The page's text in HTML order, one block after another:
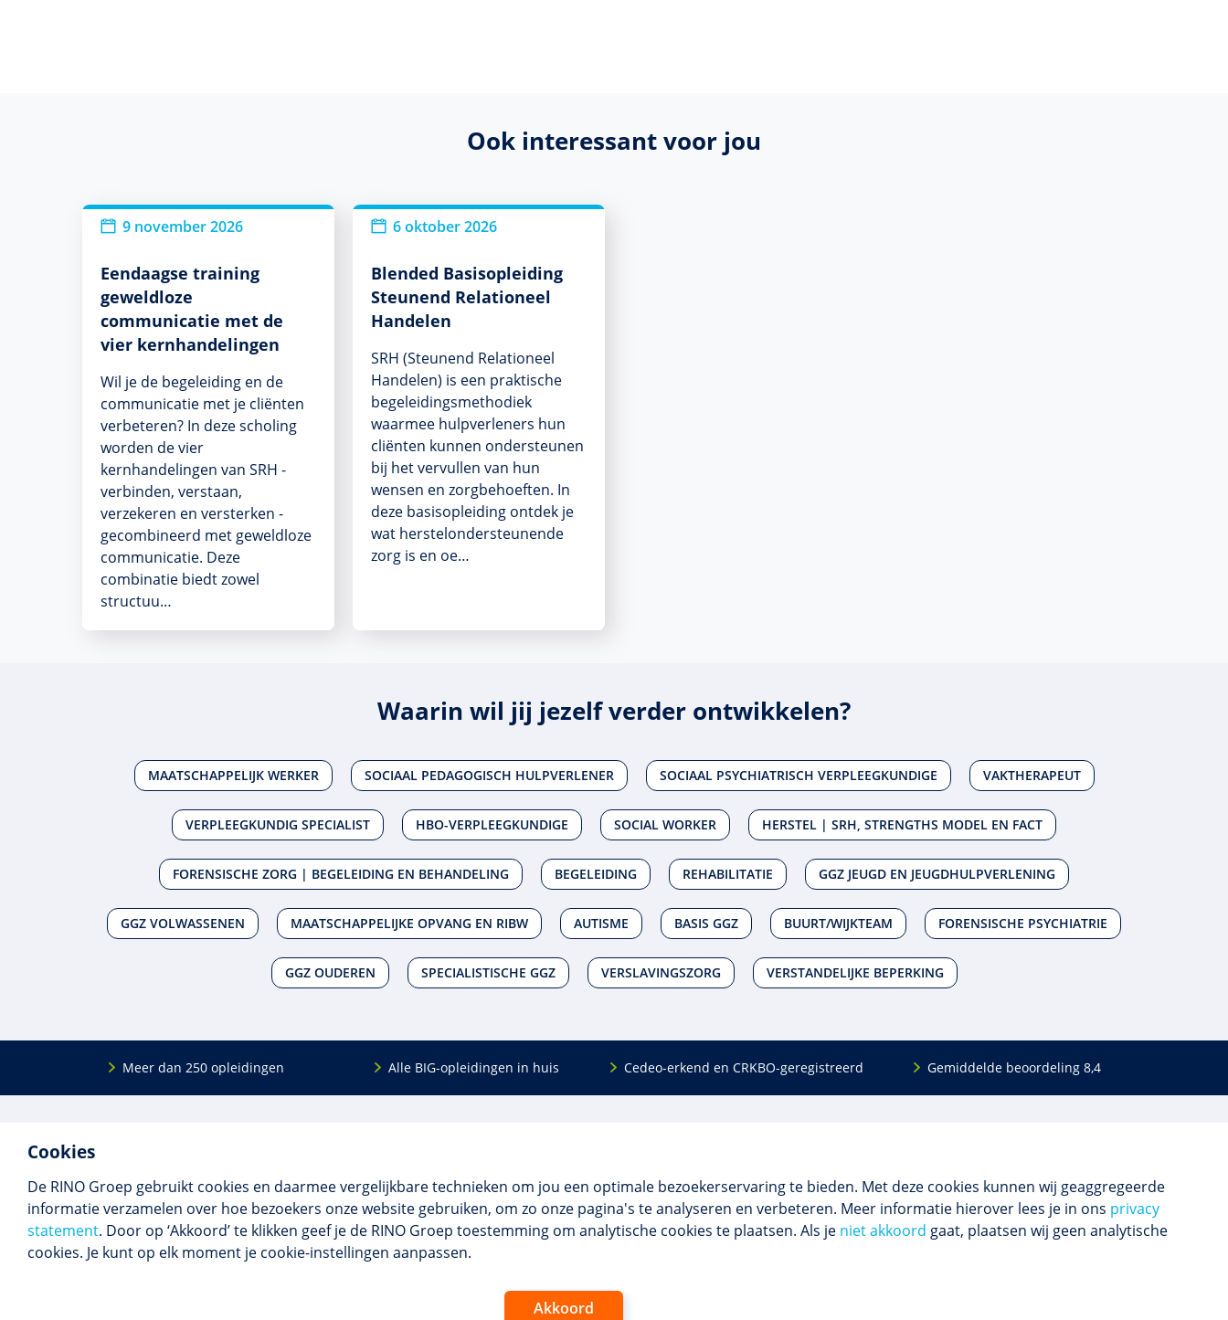
Cookies
De RINO Groep gebruikt cookies en daarmee vergelijkbare technieken om jou een optimale bezoekerservaring te bieden. Met deze cookies kunnen wij geaggregeerde
informatie verzamelen over hoe bezoekers onze website gebruiken, om zo onze pagina's te analyseren en verbeteren. Meer informatie hierover lees je in ons privacy
statement. Door op ‘Akkoord’ te klikken geef je de RINO Groep toestemming om analytische cookies te plaatsen. Als je niet akkoord gaat, plaatsen wij geen analytische
cookies. Je kunt op elk moment je cookie-instellingen aanpassen.
Akkoord
Ook interessant voor jou
9 november 2026
Eendaagse training
geweldloze
communicatie met de
vier kernhandelingen
Wil je de begeleiding en de
communicatie met je cliënten
verbeteren? In deze scholing
worden de vier
kernhandelingen van SRH -
verbinden, verstaan,
verzekeren en versterken -
gecombineerd met geweldloze
communicatie. Deze
combinatie biedt zowel
structuu…
6 oktober 2026
Blended Basisopleiding
Steunend Relationeel
Handelen
SRH (Steunend Relationeel
Handelen) is een praktische
begeleidingsmethodiek
waarmee hulpverleners hun
cliënten kunnen ondersteunen
bij het vervullen van hun
wensen en zorgbehoeften. In
deze basisopleiding ontdek je
wat herstelondersteunende
zorg is en oe…
Waarin wil jij jezelf verder ontwikkelen?
MAATSCHAPPELIJK WERKER SOCIAAL PEDAGOGISCH HULPVERLENER SOCIAAL PSYCHIATRISCH VERPLEEGKUNDIGE VAKTHERAPEUT
VERPLEEGKUNDIG SPECIALIST HBO-VERPLEEGKUNDIGE SOCIAL WORKER HERSTEL | SRH, STRENGTHS MODEL EN FACT
FORENSISCHE ZORG | BEGELEIDING EN BEHANDELING BEGELEIDING REHABILITATIE GGZ JEUGD EN JEUGDHULPVERLENING
GGZ VOLWASSENEN MAATSCHAPPELIJKE OPVANG EN RIBW AUTISME BASIS GGZ BUURT/WIJKTEAM FORENSISCHE PSYCHIATRIE
GGZ OUDEREN SPECIALISTISCHE GGZ VERSLAVINGSZORG VERSTANDELIJKE BEPERKING
Meer dan 250 opleidingen Alle BIG-opleidingen in huis Cedeo-erkend en CRKBO-geregistreerd Gemiddelde beoordeling 8,4
voor mensen die werken met mensen met
een psychische kwets­baar­heid. Samen met
onze top­docenten bieden we innova­tieve
opleidingen, cursussen en congres­sen op
maat.
BIG-opleidingen
Maatwerk en incompany
Praktijkinstellingen
Erkenning aanvragen
Veelgestelde vragen
Contact
Algemene voorwaarden
aanbod en ons laatste nieuws.
Inschrijven nieuwsbrief